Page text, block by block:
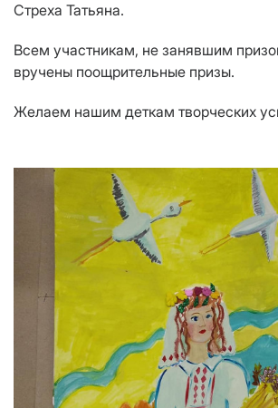
Стреха Татьяна.
Всем участникам, не занявшим
вручены поощрительные призы.
Желаем нашим деткам творческих